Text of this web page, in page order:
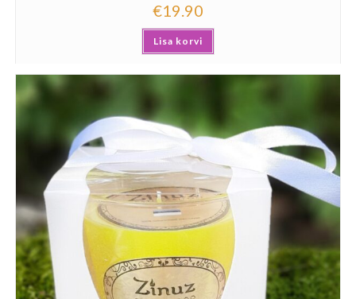
€19.90
Lisa korvi